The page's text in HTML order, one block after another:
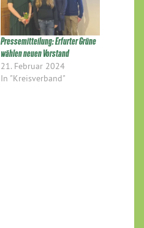
Pressemitteilung: Erfurter Grüne
wählen neuen Vorstand
21. Februar 2024
In "Kreisverband"